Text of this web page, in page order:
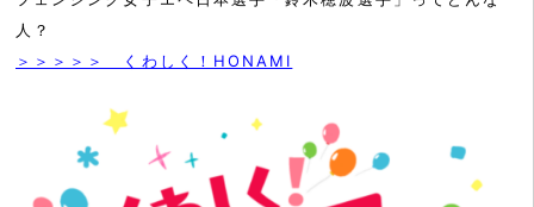
人？
＞＞＞＞＞ くわしく！HONAMI